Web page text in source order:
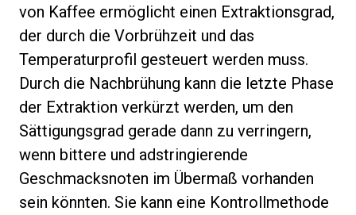
von Kaffee ermöglicht einen Extraktionsgrad,
der durch die Vorbrühzeit und das
Temperaturprofil gesteuert werden muss.
Durch die Nachbrühung kann die letzte Phase
der Extraktion verkürzt werden, um den
Sättigungsgrad gerade dann zu verringern,
wenn bittere und adstringierende
Geschmacksnoten im Übermaß vorhanden
sein könnten. Sie kann eine Kontrollmethode